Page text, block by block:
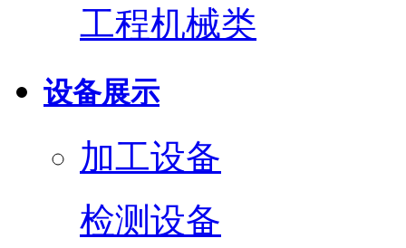
工程机械类
设备展示
加工设备
检测设备